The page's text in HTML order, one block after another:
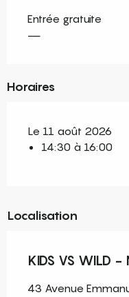
Entrée gratuite
—
Horaires
Le 11 août 2026
14:30 à 16:00
Localisation
KIDS VS WILD -
43 Avenue